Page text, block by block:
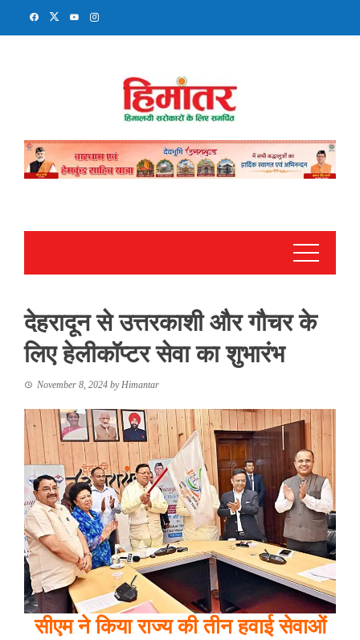
देहरादून से उत्तरकाशी और गौचर के
लिए हेलीकॉप्टर सेवा का शुभारंभ
November 8, 2024 byHimantar
सीएम ने किया राज्य की तीन हवाई सेवाओं